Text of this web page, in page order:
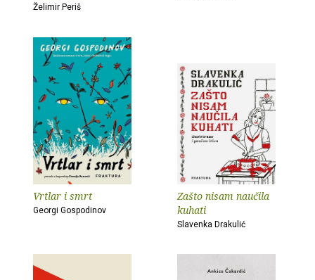
Želimir Periš
Vrtlar i smrt
Georgi Gospodinov
Zašto nisam naučila
kuhati
Slavenka Drakulić